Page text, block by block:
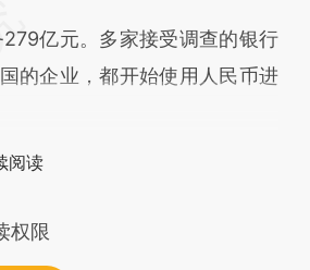
亿元。多家接受调查的银行
的企业，都开始使用人民币进
阅读
权限